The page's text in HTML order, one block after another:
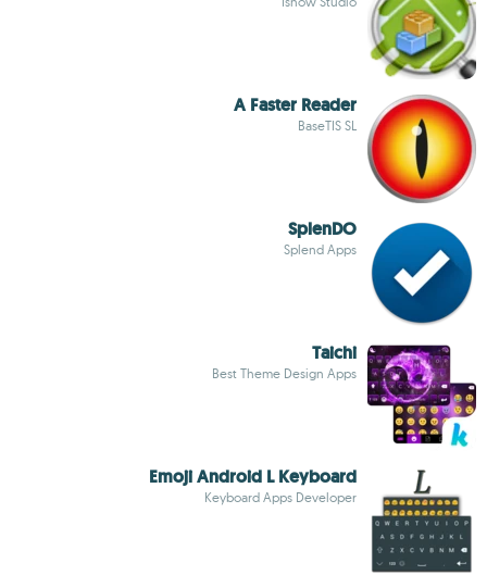
A Faster Reader
BaseTIS SL
SplenDO
Splend Apps
Taichi
Best Theme Design Apps
Emoji Android L Keyboard
Keyboard Apps Developer